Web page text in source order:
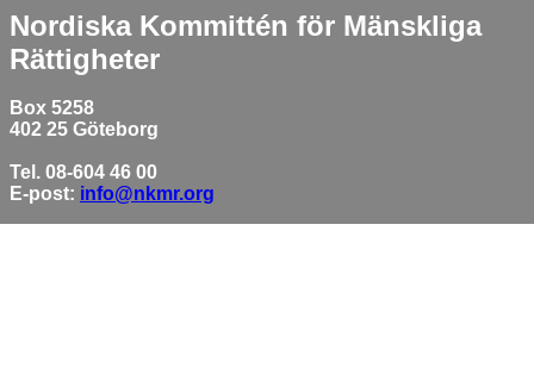
Nordiska Kommittén för Mänskliga
Rättigheter
Box 5258
402 25 Göteborg
Tel. 08-604 46 00
E-post: info@nkmr.org